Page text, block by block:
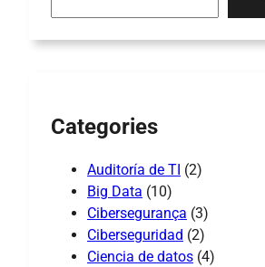
Categories
Auditoría de TI (2)
Big Data (10)
Cibersegurança (3)
Ciberseguridad (2)
Ciencia de datos (4)